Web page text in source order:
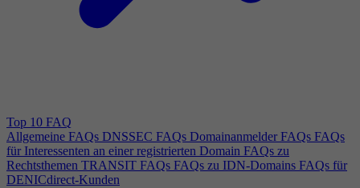
Top 10 FAQ
Allgemeine FAQs DNSSEC FAQs Domainanmelder FAQs FAQs
für Interessenten an einer registrierten Domain FAQs zu
Rechtsthemen TRANSIT FAQs FAQs zu IDN-Domains FAQs für
DENICdirect-Kunden